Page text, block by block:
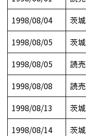
1998/08/04
茨城
1998/08/05
茨城
1998/08/05
読売
1998/08/08
読売
1998/08/13
茨城
1998/08/14
茨城